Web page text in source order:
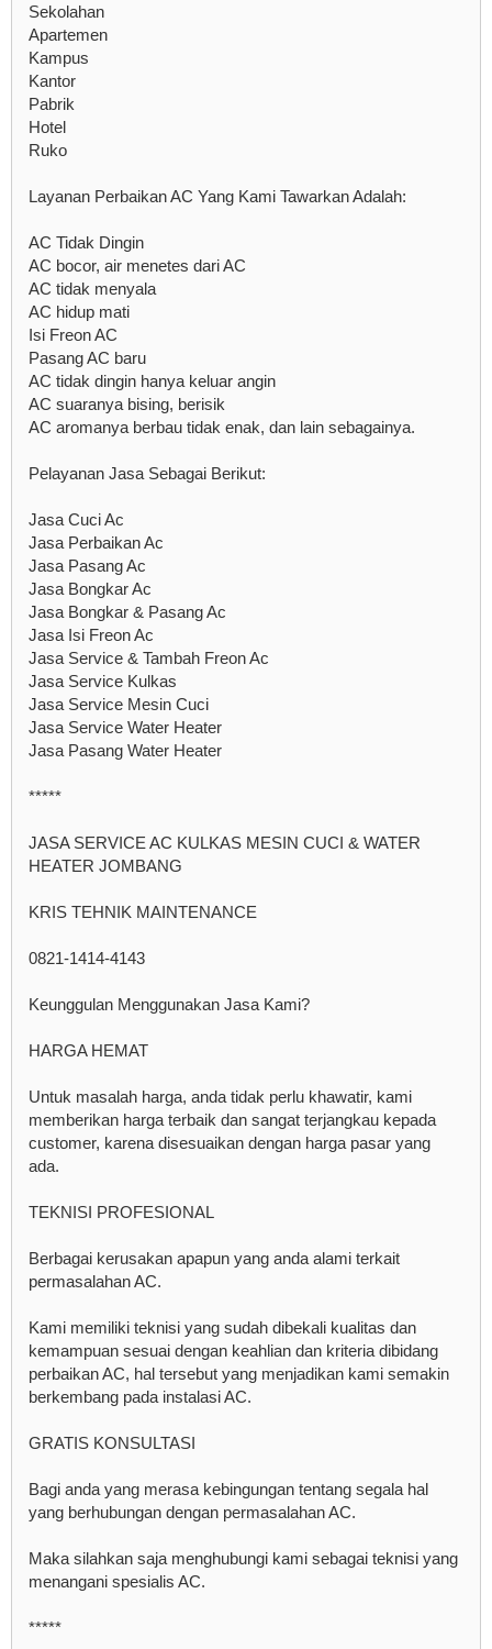
Sekolahan
Apartemen
Kampus
Kantor
Pabrik
Hotel
Ruko
Layanan Perbaikan AC Yang Kami Tawarkan Adalah:
AC Tidak Dingin
AC bocor, air menetes dari AC
AC tidak menyala
AC hidup mati
Isi Freon AC
Pasang AC baru
AC tidak dingin hanya keluar angin
AC suaranya bising, berisik
AC aromanya berbau tidak enak, dan lain sebagainya.
Pelayanan Jasa Sebagai Berikut:
Jasa Cuci Ac
Jasa Perbaikan Ac
Jasa Pasang Ac
Jasa Bongkar Ac
Jasa Bongkar & Pasang Ac
Jasa Isi Freon Ac
Jasa Service & Tambah Freon Ac
Jasa Service Kulkas
Jasa Service Mesin Cuci
Jasa Service Water Heater
Jasa Pasang Water Heater
*****
JASA SERVICE AC KULKAS MESIN CUCI & WATER
HEATER JOMBANG
KRIS TEHNIK MAINTENANCE
0821-1414-4143
Keunggulan Menggunakan Jasa Kami?
HARGA HEMAT
Untuk masalah harga, anda tidak perlu khawatir, kami
memberikan harga terbaik dan sangat terjangkau kepada
customer, karena disesuaikan dengan harga pasar yang
ada.
TEKNISI PROFESIONAL
Berbagai kerusakan apapun yang anda alami terkait
permasalahan AC.
Kami memiliki teknisi yang sudah dibekali kualitas dan
kemampuan sesuai dengan keahlian dan kriteria dibidang
perbaikan AC, hal tersebut yang menjadikan kami semakin
berkembang pada instalasi AC.
GRATIS KONSULTASI
Bagi anda yang merasa kebingungan tentang segala hal
yang berhubungan dengan permasalahan AC.
Maka silahkan saja menghubungi kami sebagai teknisi yang
menangani spesialis AC.
*****